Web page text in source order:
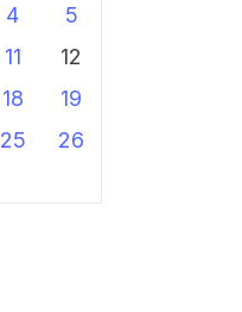
4
5
11
12
18
19
25
26